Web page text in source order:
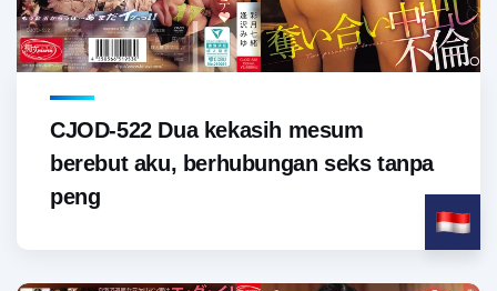
CJOD-522 Dua kekasih mesum
berebut aku, berhubungan seks tanpa
peng